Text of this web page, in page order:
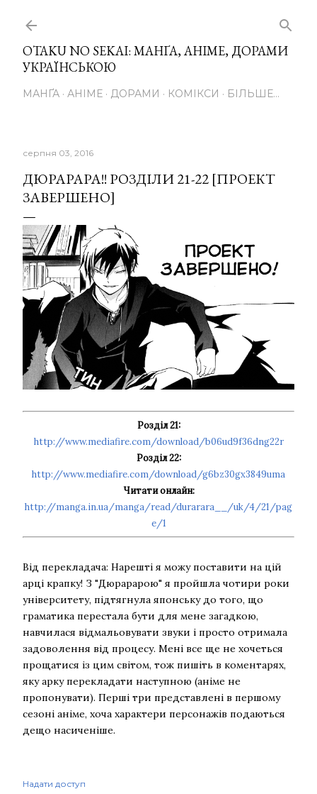
OTAKU NO SEKAI: МАНҐА, АНІМЕ, ДОРАМИ
УКРАЇНСЬКОЮ
МАНҐА АНІМЕ ДОРАМИ КОМІКСИ БІЛЬШЕ…
серпня 03, 2016
ДЮРАРАРА!! РОЗДІЛИ 21-22 [ПРОЕКТ
ЗАВЕРШЕНО]
Розділ 21:
http://www.mediafire.com/download/b06ud9f36dng22r
Розділ 22:
http://www.mediafire.com/download/g6bz30gx3849uma
Читати онлайн:
http://manga.in.ua/manga/read/durarara__/uk/4/21/pag
e/1
Від перекладача: Нарешті я можу поставити на цій
арці крапку! З "Дюрарарою" я пройшла чотири роки
університету, підтягнула японську до того, що
граматика перестала бути для мене загадкою,
навчилася відмальовувати звуки і просто отримала
задоволення від процесу. Мені все ще не хочеться
прощатися із цим світом, тож пишіть в коментарях,
яку арку перекладати наступною (аніме не
пропонувати). Перші три представлені в першому
сезоні аніме, хоча характери персонажів подаються
дещо насиченіше.
Надати доступ